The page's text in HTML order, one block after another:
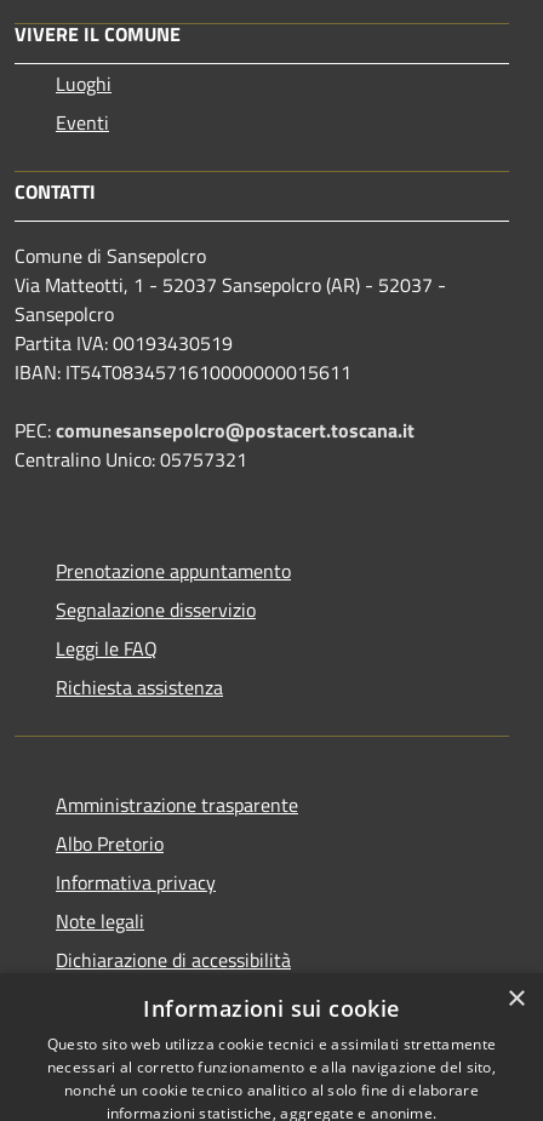
VIVERE IL COMUNE
Luoghi
Eventi
CONTATTI
Comune di Sansepolcro
Via Matteotti, 1 - 52037 Sansepolcro (AR) - 52037 -
Sansepolcro
Partita IVA: 00193430519
IBAN: IT54T0834571610000000015611
PEC:comunesansepolcro@postacert.toscana.it
Centralino Unico: 05757321
Prenotazione appuntamento
Segnalazione disservizio
Leggi le FAQ
Richiesta assistenza
Amministrazione trasparente
Albo Pretorio
Informativa privacy
Note legali
Dichiarazione di accessibilità
Piano di miglioramento dei servizi
×
Informazioni sui cookie
Questo sito web utilizza cookie tecnici e assimilati strettamente
necessari al corretto funzionamento e alla navigazione del sito,
nonché un cookie tecnico analitico al solo fine di elaborare
informazioni statistiche, aggregate e anonime.